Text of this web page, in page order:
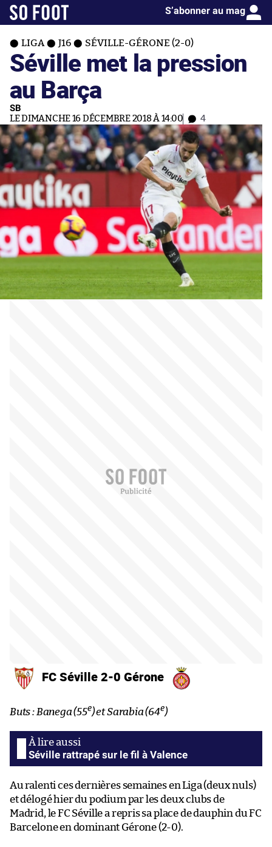
S’abonner au mag
LIGA J16 SÉVILLE-GÉRONE (2-0)
Séville met la pression
au Barça
SB
LE DIMANCHE 16 DÉCEMBRE 2018 À 14:00 4
FC Séville 2-0 Gérone
Buts : Banega (55e) et Sarabia (64e)
Séville rattrapé sur le fil à Valence
Au ralenti ces dernières semaines en Liga (deux nuls)
et délogé hier du podium par les deux clubs de
Madrid, le FC Séville a repris sa place de dauphin du FC
Barcelone en dominant Gérone (2-0).